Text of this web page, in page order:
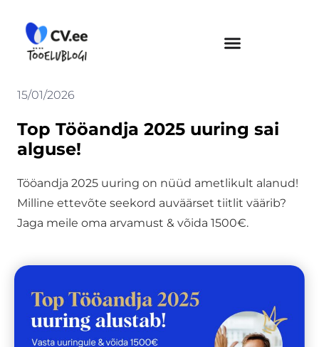
content
15/01/2026
Top Tööandja 2025 uuring sai
alguse!
Tööandja 2025 uuring on nüüd ametlikult alanud!
Milline ettevõte seekord auväärset tiitlit väärib?
Jaga meile oma arvamust & võida 1500€.